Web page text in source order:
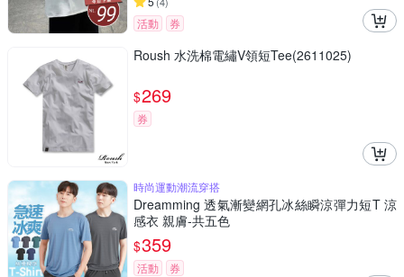
活動 券
Roush 水洗棉電繡V領短Tee(2611025)
$269
券
時尚運動潮流穿搭
Dreamming 透氣漸變網孔冰絲瞬涼彈力短T 涼
感衣 親膚-共五色
$359
活動 券